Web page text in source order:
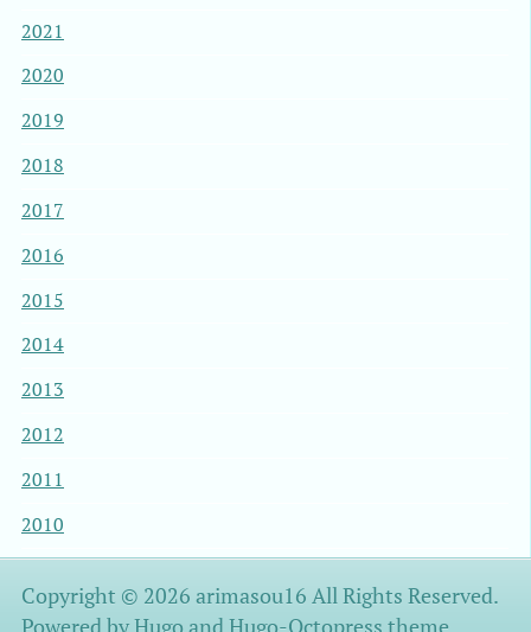
2021
2020
2019
2018
2017
2016
2015
2014
2013
2012
2011
2010
Copyright © 2026 arimasou16 All Rights Reserved.